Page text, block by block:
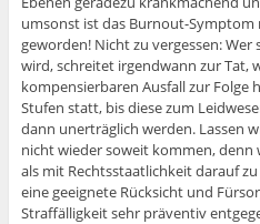
umsonst ist das Burnout-
geworden! Nicht zu vergessen:
wird, schreitet irgendwann zur Tat,
kompensierbaren Ausfall zur Folge
Stufen statt, bis diese zum
dann unerträglich werden. Lassen
nicht wieder soweit kommen,
als mit Rechtsstaatlichkeit darauf
eine geeignete Rücksicht und
Straffälligkeit sehr präventiv